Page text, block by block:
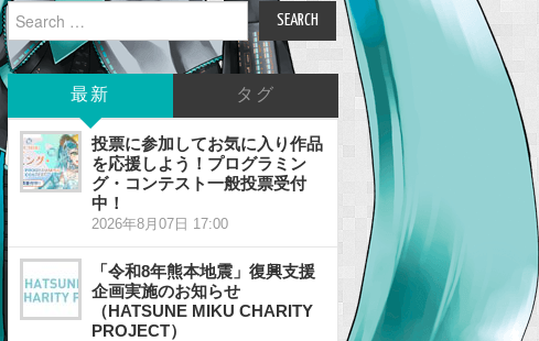
Search
for:
最新 タグ
投票に参加してお気に入り作品
を応援しよう！プログラミン
グ・コンテスト一般投票受付
中！
2026年8月07日 17:00
「令和8年熊本地震」復興支援
企画実施のお知らせ
（HATSUNE MIKU CHARITY
PROJECT）